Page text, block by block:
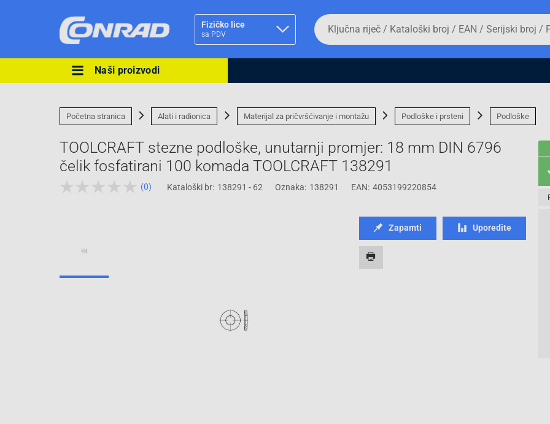
Fizičko lice
sa PDV
Ova postavka prilagođava asortiman proizvoda i
Pravno lice Fizičko lice
Da
biste
potražili
proizvod,
broj,
EAN
serijski
broj
Naši proizvodi
Početna stranica Alati i radionica Materijal za pričvršćivanje i montažu Podloške i prsteni Podloške
TOOLCRAFT stezne podloške, unutarnji promjer: 18 mm DIN 6796
čelik fosfatirani 100 komada TOOLCRAFT 138291
(0) Kataloški br: 138291 - 62 Oznaka: 138291 EAN: 4053199220854
Zapamti Uporedite